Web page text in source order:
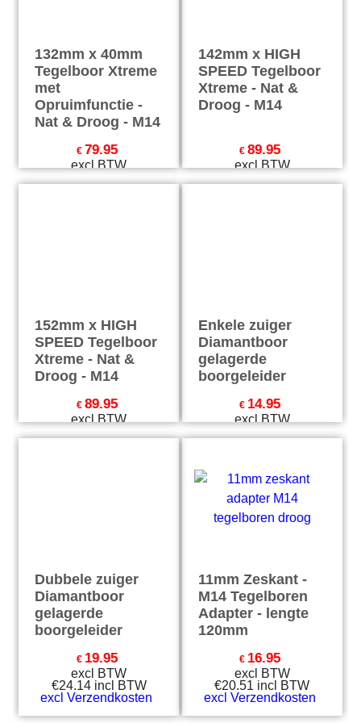
132mm x 40mm
Tegelboor Xtreme
met
Opruimfunctie -
Nat & Droog - M14
€ 79.95
excl BTW
142mm x HIGH
SPEED Tegelboor
Xtreme - Nat &
Droog - M14
€ 89.95
excl BTW
152mm x HIGH
SPEED Tegelboor
Xtreme - Nat &
Droog - M14
€ 89.95
excl BTW
Enkele zuiger
Diamantboor
gelagerde
boorgeleider
€ 14.95
excl BTW
Dubbele zuiger
Diamantboor
gelagerde
boorgeleider
€ 19.95
excl BTW
€24.14 incl BTW
excl Verzendkosten
11mm Zeskant -
M14 Tegelboren
Adapter - lengte
120mm
€ 16.95
excl BTW
€20.51 incl BTW
excl Verzendkosten